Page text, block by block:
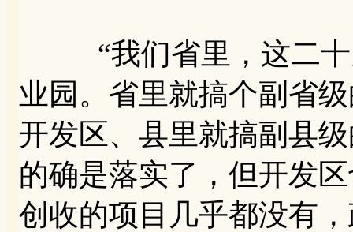
“我们省里，这二十
业园。省里就搞个副省
开发区、县里就搞副县
的确是落实了，但开发
创收的项目几乎都没有